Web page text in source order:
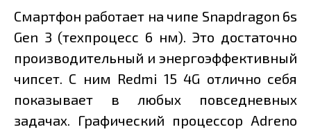
Смартфон работает на чипе Snapdragon 6s
Gen 3 (техпроцесс 6 нм). Это достаточно
производительный и энергоэффективный
чипсет. С ним Redmi 15 4G отлично себя
показывает в любых повседневных
задачах. Графический процессор Adreno